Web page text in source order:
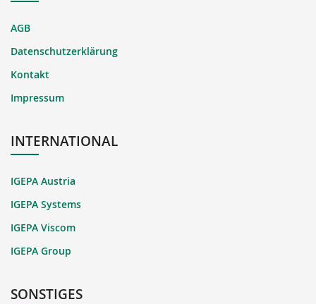
AGB
Datenschutzerklärung
Kontakt
Impressum
INTERNATIONAL
IGEPA Austria
IGEPA Systems
IGEPA Viscom
IGEPA Group
SONSTIGES